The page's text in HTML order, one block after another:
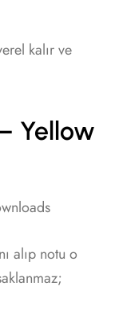
kalır ve
Yellow
alıp notu o